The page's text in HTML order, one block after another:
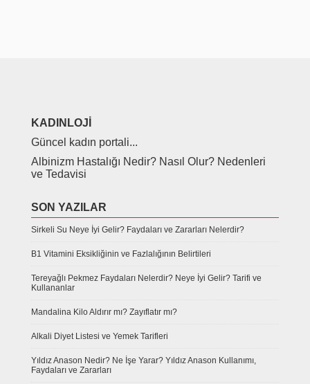
KADINLOJI
Güncel kadın portali...
Albinizm Hastalığı Nedir? Nasıl Olur? Nedenleri
ve Tedavisi
SON YAZILAR
Sirkeli Su Neye İyi Gelir? Faydaları ve Zararları Nelerdir?
B1 Vitamini Eksikliğinin ve Fazlalığının Belirtileri
Tereyağlı Pekmez Faydaları Nelerdir? Neye İyi Gelir? Tarifi ve
Kullananlar
Mandalina Kilo Aldırır mı? Zayıflatır mı?
Alkali Diyet Listesi ve Yemek Tarifleri
Yıldız Anason Nedir? Ne İşe Yarar? Yıldız Anason Kullanımı,
Faydaları ve Zararları